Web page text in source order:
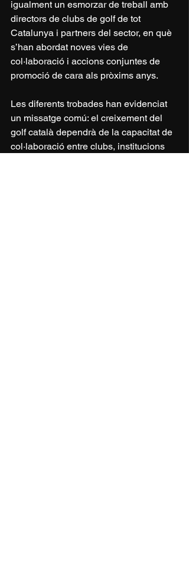
igualment un esmorzar de treball amb
directors de clubs de golf de tot
Catalunya i partners del sector, en què
s’han abordat noves vies de
col·laboració i accions conjuntes de
promoció de cara als pròxims anys.
Les diferents trobades han evidenciat
un missatge comú: el creixement del
golf català dependrà de la capacitat de
col·laboració entre clubs, institucions